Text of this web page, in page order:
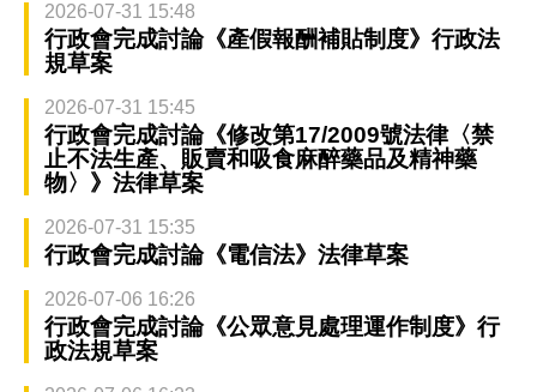
2026-07-31 15:48
行政會完成討論《產假報酬補貼制度》行政法
規草案
2026-07-31 15:45
行政會完成討論《修改第17/2009號法律〈禁
止不法生產、販賣和吸食麻醉藥品及精神藥
物〉》法律草案
2026-07-31 15:35
行政會完成討論《電信法》法律草案
2026-07-06 16:26
行政會完成討論《公眾意見處理運作制度》行
政法規草案